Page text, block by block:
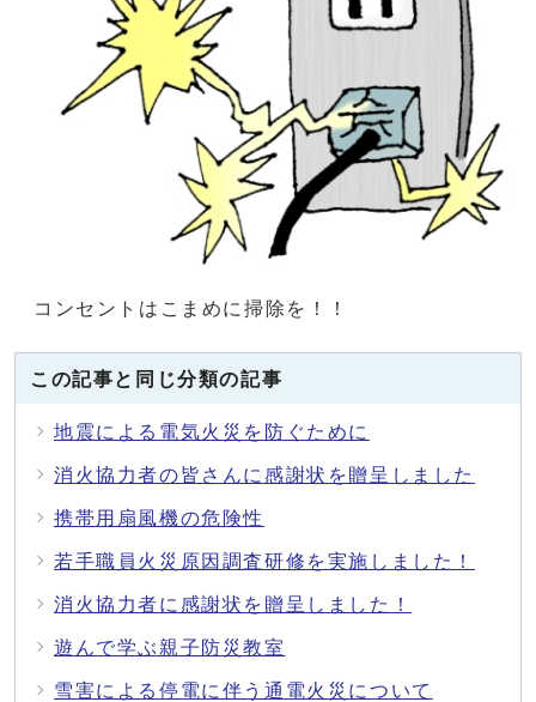
コンセントはこまめに掃除を！！
この記事と同じ分類の記事
地震による電気火災を防ぐために
消火協力者の皆さんに感謝状を贈呈しました
携帯用扇風機の危険性
若手職員火災原因調査研修を実施しました！
消火協力者に感謝状を贈呈しました！
遊んで学ぶ親子防災教室
雪害による停電に伴う通電火災について